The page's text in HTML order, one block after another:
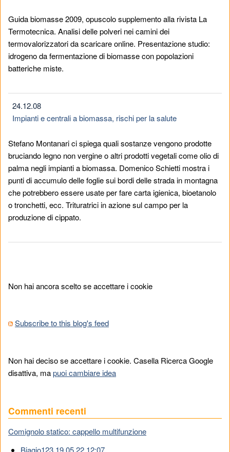
Guida biomasse 2009, opuscolo supplemento alla rivista La
Termotecnica. Analisi delle polveri nei camini dei
termovalorizzatori da scaricare online. Presentazione studio:
idrogeno da fermentazione di biomasse con popolazioni
batteriche miste.
24.12.08
Impianti e centrali a biomassa, rischi per la salute
Stefano Montanari ci spiega quali sostanze vengono prodotte
bruciando legno non vergine o altri prodotti vegetali come olio di
palma negli impianti a biomassa. Domenico Schietti mostra i
punti di accumulo delle foglie sui bordi delle strada in montagna
che potrebbero essere usate per fare carta igienica, bioetanolo
o tronchetti, ecc. Trituratrici in azione sul campo per la
produzione di cippato.
Non hai ancora scelto se accettare i cookie
Subscribe to this blog's feed
Non hai deciso se accettare i cookie. Casella Ricerca Google
disattiva, mapuoi cambiare idea
Commenti recenti
Comignolo statico: cappello multifunzione
Biagio123 19.05.22 12:07